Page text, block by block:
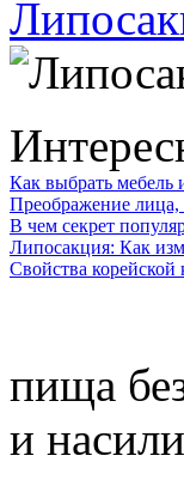
Как выбрать мебель
Преображение лица,
В чем секрет
Липосакция: Как
Свойства корейской
пища
и